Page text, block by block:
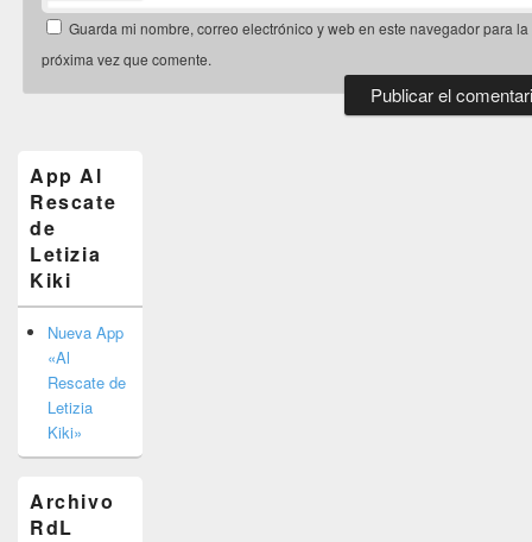
Guarda mi nombre, correo electrónico y web en este navegador para la
próxima vez que comente.
widget
barra
lateral
primaria
App Al
Rescate
de
Letizia
Kiki
Nueva App
«Al
Rescate de
Letizia
Kiki»
Archivo
RdL